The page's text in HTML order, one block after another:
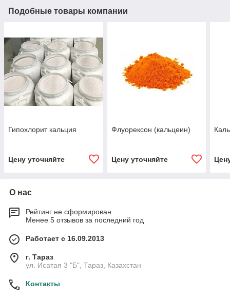
Подобные товары компании
Гипохлорит кальция
Цену уточняйте
Флуорексон (кальцеин)
Цену уточняйте
О нас
Рейтинг не сформирован
Менее 5 отзывов за последний год
Работает с 16.09.2013
г. Тараз
ул. Исатая 3 "Б", Тараз, Казахстан
Контакты